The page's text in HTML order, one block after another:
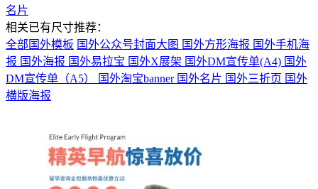
名片
相关已有尺寸推荐：
全部国外模板 国外公众号封面大图 国外方形海报 国外手机海
报 国外海报 国外易拉宝 国外X展架 国外DM宣传单(A4) 国外
DM宣传单（A5）
国外淘宝banner 国外名片 国外三折页 国外
横版海报